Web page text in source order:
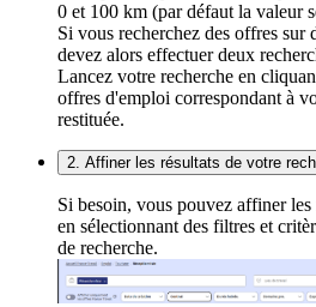
0 et 100 km (par défaut la valeur
Si vous recherchez des offres sur
devez alors effectuer deux
Lancez votre recherche en
offres d'emploi correspondant à
restituée.
2. Affiner les résultats de votre
Si besoin, vous pouvez affiner
en sélectionnant des filtres et
de recherche.